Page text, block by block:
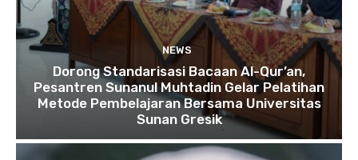
NEWS
Dorong Standarisasi Bacaan Al-Qur’an,
Pesantren Sunanul Muhtadin Gelar Pelatihan
Metode Pembelajaran Bersama Universitas
Sunan Gresik